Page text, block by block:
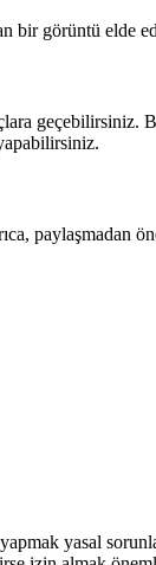
bir görüntü elde
geçebilirsiniz.
paylaşmadan
yasal